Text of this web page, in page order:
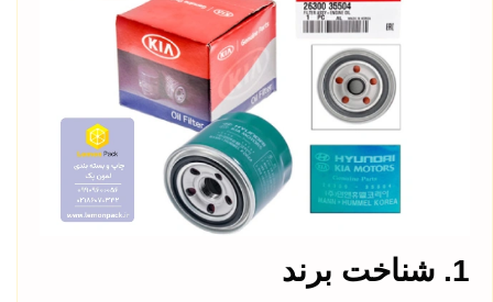
1. شناخت برند